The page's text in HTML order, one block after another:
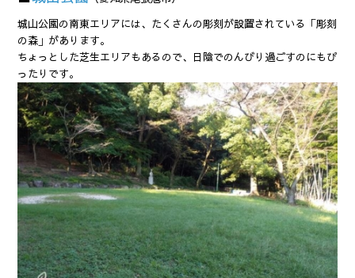
城山公園の南東エリアには、たくさんの彫刻が設置されている「彫刻
の森」があります。
ちょっとした芝生エリアもあるので、日陰でのんびり過ごすのにもぴ
ったりです。